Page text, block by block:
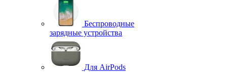
Беспроводные
зарядные устройства
Для AirPods